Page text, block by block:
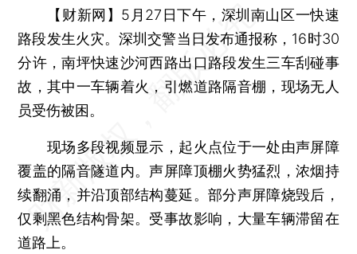
【财新网】 5月27日下午，深圳南山区一快速
路段发生火灾。深圳交警当日发布通报称，16时30
分许，南坪快速沙河西路出口路段发生三车刮碰事
故，其中一车辆着火，引燃道路隔音棚，现场无人
员受伤被困。
现场多段视频显示，起火点位于一处由声屏障
覆盖的隔音隧道内。声屏障顶棚火势猛烈，浓烟持
续翻涌，并沿顶部结构蔓延。部分声屏障烧毁后，
仅剩黑色结构骨架。受事故影响，大量车辆滞留在
道路上。